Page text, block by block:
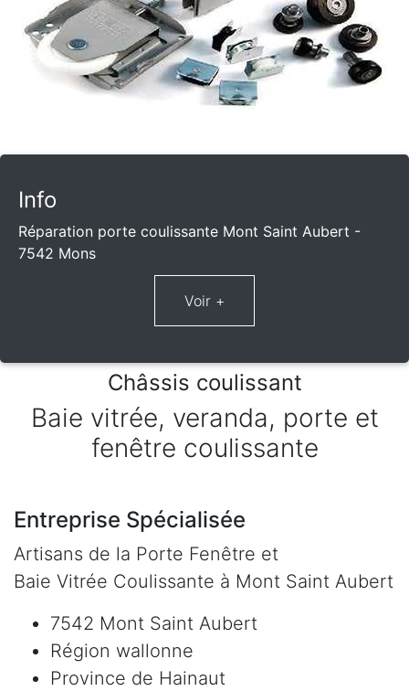
Info
Réparation porte coulissante Mont Saint Aubert -
7542 Mons
Châssis coulissant
Baie vitrée, veranda, porte et
fenêtre coulissante
Entreprise Spécialisée
Artisans de la Porte Fenêtre et
Baie Vitrée Coulissante à Mont Saint Aubert
7542 Mont Saint Aubert
Région wallonne
Province de Hainaut